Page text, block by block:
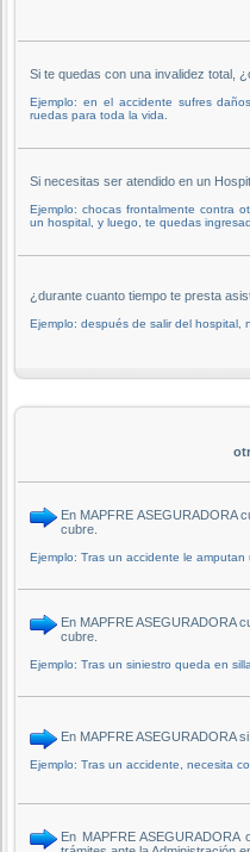
Si te quedas con una invalidez total,
Ejemplo: en el accidente sufres
ruedas para toda la vida.
Si necesitas ser atendido en un
Ejemplo: chocas frontalmente contra
un hospital, y luego, te quedas
¿durante cuanto tiempo te presta
Ejemplo: después de salir del hospital,
En MAPFRE ASEGURADORA
cubre.
Ejemplo: Tras un accidente le
En MAPFRE ASEGURADORA
cubre.
Ejemplo: Tras un siniestro queda en
En MAPFRE ASEGURADORA
Ejemplo: Tras un accidente, necesita
En MAPFRE